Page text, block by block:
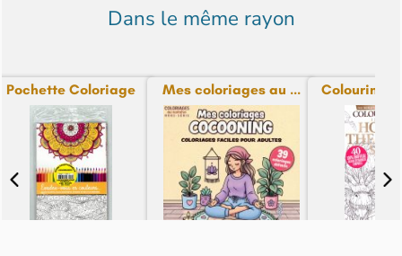
Dans le même rayon
Pochette Coloriage Mes coloriages au ... Colouring